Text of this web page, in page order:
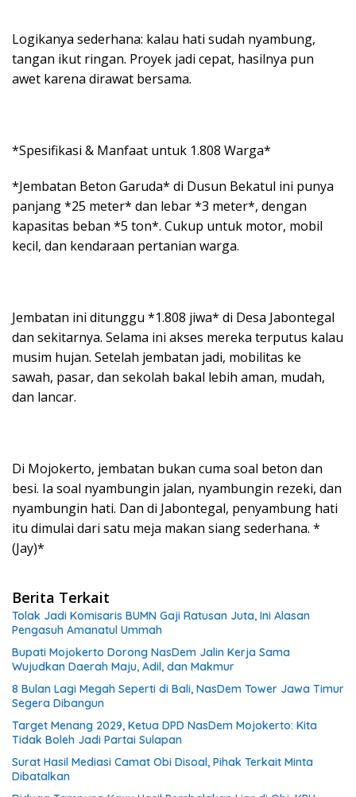
Logikanya sederhana: kalau hati sudah nyambung,
tangan ikut ringan. Proyek jadi cepat, hasilnya pun
awet karena dirawat bersama.
*Spesifikasi & Manfaat untuk 1.808 Warga*
*Jembatan Beton Garuda* di Dusun Bekatul ini punya
panjang *25 meter* dan lebar *3 meter*, dengan
kapasitas beban *5 ton*. Cukup untuk motor, mobil
kecil, dan kendaraan pertanian warga.
Jembatan ini ditunggu *1.808 jiwa* di Desa Jabontegal
dan sekitarnya. Selama ini akses mereka terputus kalau
musim hujan. Setelah jembatan jadi, mobilitas ke
sawah, pasar, dan sekolah bakal lebih aman, mudah,
dan lancar.
Di Mojokerto, jembatan bukan cuma soal beton dan
besi. Ia soal nyambungin jalan, nyambungin rezeki, dan
nyambungin hati. Dan di Jabontegal, penyambung hati
itu dimulai dari satu meja makan siang sederhana. *
(Jay)*
Berita Terkait
Tolak Jadi Komisaris BUMN Gaji Ratusan Juta, Ini Alasan
Pengasuh Amanatul Ummah
Bupati Mojokerto Dorong NasDem Jalin Kerja Sama
Wujudkan Daerah Maju, Adil, dan Makmur
8 Bulan Lagi Megah Seperti di Bali, NasDem Tower Jawa Timur
Segera Dibangun
Target Menang 2029, Ketua DPD NasDem Mojokerto: Kita
Tidak Boleh Jadi Partai Sulapan
Surat Hasil Mediasi Camat Obi Disoal, Pihak Terkait Minta
Dibatalkan